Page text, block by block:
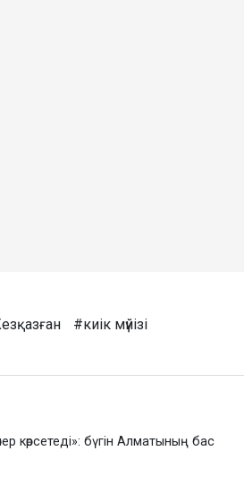
#киік мүйізі
көрсетеді»: бүгін Алматының бас